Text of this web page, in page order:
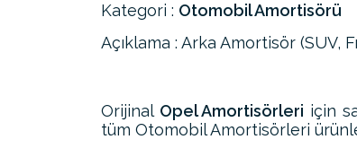
Kategori : Otomobil Amortisörü
Açıklama : Arka Amortisör (SUV,
Orijinal Opel Amortisörleri için
tüm Otomobil Amortisörleri